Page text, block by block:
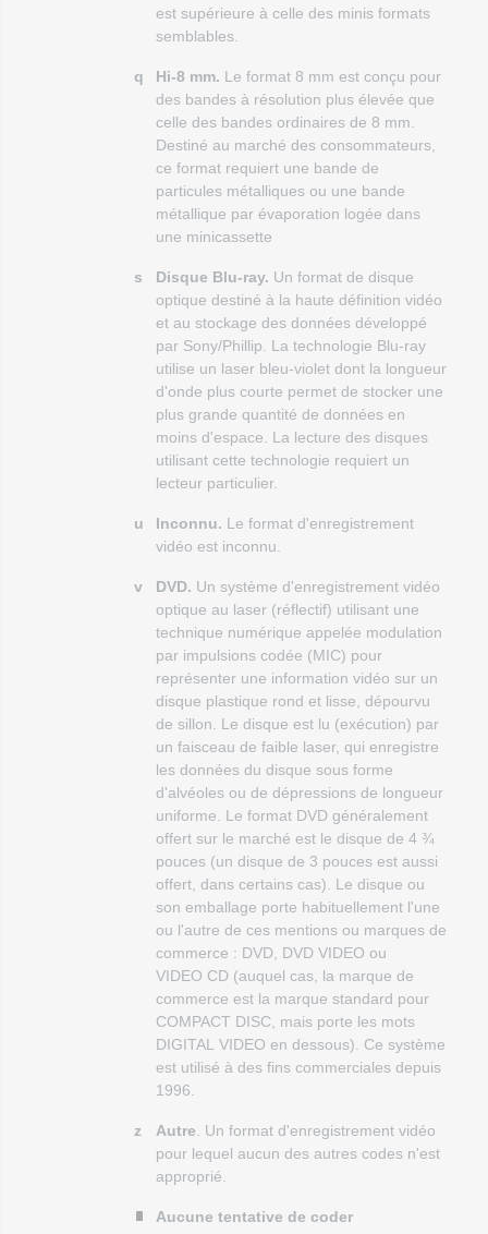
est supérieure à celle des minis formats
semblables.
q Hi-8 mm. Le format 8 mm est conçu pour
des bandes à résolution plus élevée que
celle des bandes ordinaires de 8 mm.
Destiné au marché des consommateurs,
ce format requiert une bande de
particules métalliques ou une bande
métallique par évaporation logée dans
une minicassette
s Disque Blu-ray. Un format de disque
optique destiné à la haute définition vidéo
et au stockage des données développé
par Sony/Phillip. La technologie Blu-ray
utilise un laser bleu-violet dont la longueur
d'onde plus courte permet de stocker une
plus grande quantité de données en
moins d'espace. La lecture des disques
utilisant cette technologie requiert un
lecteur particulier.
u Inconnu. Le format d'enregistrement
vidéo est inconnu.
v DVD. Un système d'enregistrement vidéo
optique au laser (réflectif) utilisant une
technique numérique appelée modulation
par impulsions codée (MIC) pour
représenter une information vidéo sur un
disque plastique rond et lisse, dépourvu
de sillon. Le disque est lu (exécution) par
un faisceau de faible laser, qui enregistre
les données du disque sous forme
d'alvéoles ou de dépressions de longueur
uniforme. Le format DVD généralement
offert sur le marché est le disque de 4 ¾
pouces (un disque de 3 pouces est aussi
offert, dans certains cas). Le disque ou
son emballage porte habituellement l'une
ou l'autre de ces mentions ou marques de
commerce : DVD, DVD VIDEO ou
VIDEO CD (auquel cas, la marque de
commerce est la marque standard pour
COMPACT DISC, mais porte les mots
DIGITAL VIDEO en dessous). Ce système
est utilisé à des fins commerciales depuis
1996.
z Autre . Un format d'enregistrement vidéo
pour lequel aucun des autres codes n'est
approprié.
Aucune tentative de coder